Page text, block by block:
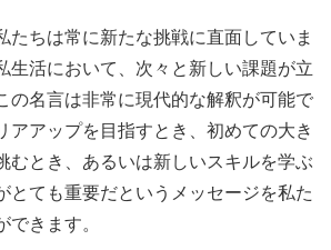
たちは常に新たな挑戦に直面していま
生活において、次々と新しい課題が立
の名言は非常に現代的な解釈が可能で
アアップを目指すとき、初めての大き
むとき、あるいは新しいスキルを学ぶ
とても重要だというメッセージを私た
できます。